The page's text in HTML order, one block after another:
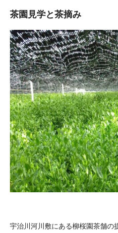
茶園見学と茶摘み
宇治川河川敷にある柳桜園茶舗の